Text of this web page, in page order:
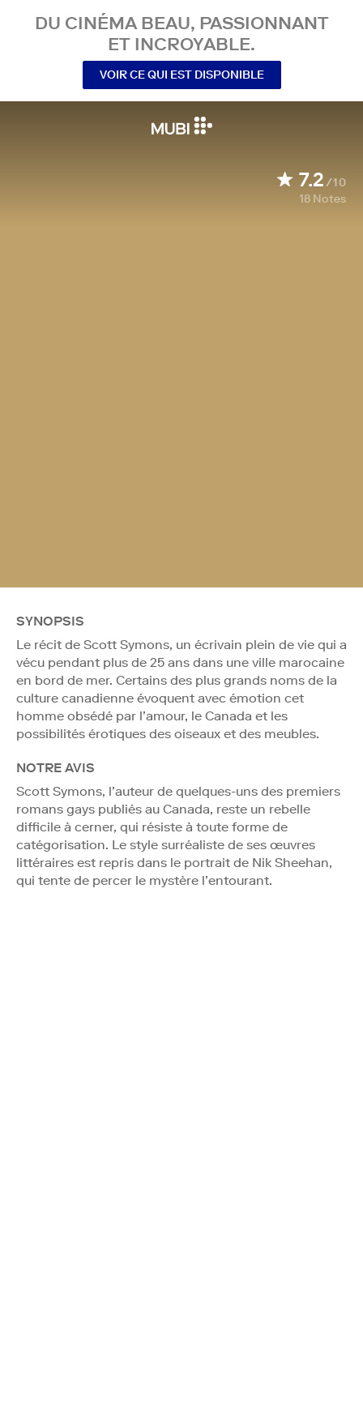
DU CINÉMA BEAU, PASSIONNANT
ET INCROYABLE.
VOIR CE QUI EST DISPONIBLE
7.2/10
18 Notes
SYNOPSIS
Le récit de Scott Symons, un écrivain plein de vie qui a
vécu pendant plus de 25 ans dans une ville marocaine
en bord de mer. Certains des plus grands noms de la
culture canadienne évoquent avec émotion cet
homme obsédé par l’amour, le Canada et les
possibilités érotiques des oiseaux et des meubles.
NOTRE AVIS
Scott Symons, l’auteur de quelques-uns des premiers
romans gays publiés au Canada, reste un rebelle
difficile à cerner, qui résiste à toute forme de
catégorisation. Le style surréaliste de ses œuvres
littéraires est repris dans le portrait de Nik Sheehan,
qui tente de percer le mystère l’entourant.